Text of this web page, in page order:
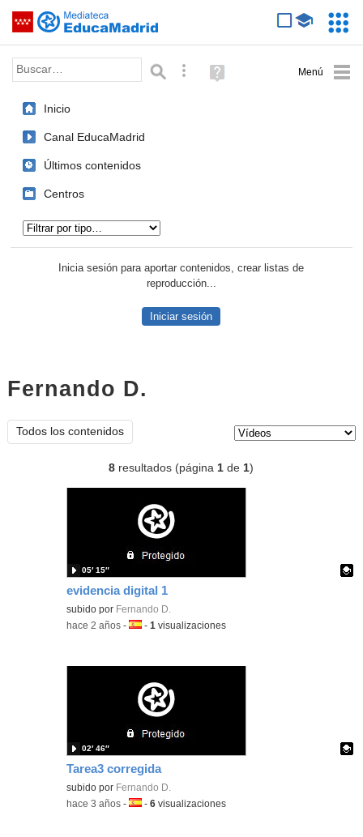
Saltar navegación
Palabra o frase: Búsqueda avanzada
Ayuda
(en
Inicio
Canal EducaMadrid
Últimos contenidos
Centros
Inicia sesión para aportar contenidos, crear listas de
reproducción...
Iniciar sesión
Fernando D.
Todos los contenidos
8 resultados (página1 de1)
evidencia digital 1
Contenido educativo.
subido por Fernando D.
05′ 15″
-hace 2 años -Idioma:
-1 visualizaciones
Tarea3 corregida
Contenido educativo.
subido por Fernando D.
02′ 46″
-hace 3 años -Idioma:
-6 visualizaciones